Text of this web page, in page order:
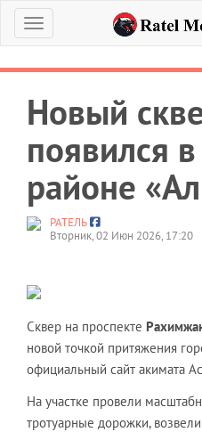
Меню
Новый
появился
районе
РАТЕЛЬ
Вторник, 02 Июн 2026, 17:20
Сквер на проспекте
новой точкой притяжения
официальный сайт акимата
На участке провели
тротуарные дорожки,